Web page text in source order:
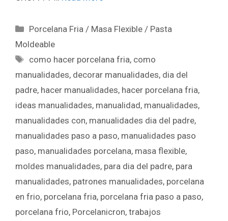
Porcelana Fria / Masa Flexible / Pasta
Moldeable
como hacer porcelana fria, como
manualidades, decorar manualidades, dia del
padre, hacer manualidades, hacer porcelana fria,
ideas manualidades, manualidad, manualidades,
manualidades con, manualidades dia del padre,
manualidades paso a paso, manualidades paso
paso, manualidades porcelana, masa flexible,
moldes manualidades, para dia del padre, para
manualidades, patrones manualidades, porcelana
en frio, porcelana fria, porcelana fria paso a paso,
porcelana frio, Porcelanicron, trabajos